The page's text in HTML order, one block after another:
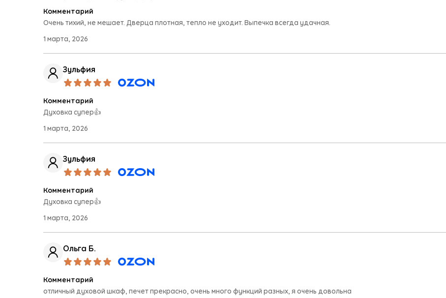
Комментарий
Очень тихий, не мешает. Дверца плотная, тепло не уходит. Выпечка всегда удачная.
1 марта, 2026
Зульфия
Комментарий
Духовка супер👍
1 марта, 2026
Зульфия
Комментарий
Духовка супер👍
1 марта, 2026
Ольга Б.
Комментарий
отличный духовой шкаф, печет прекрасно, очень много функций разных, я очень довольна